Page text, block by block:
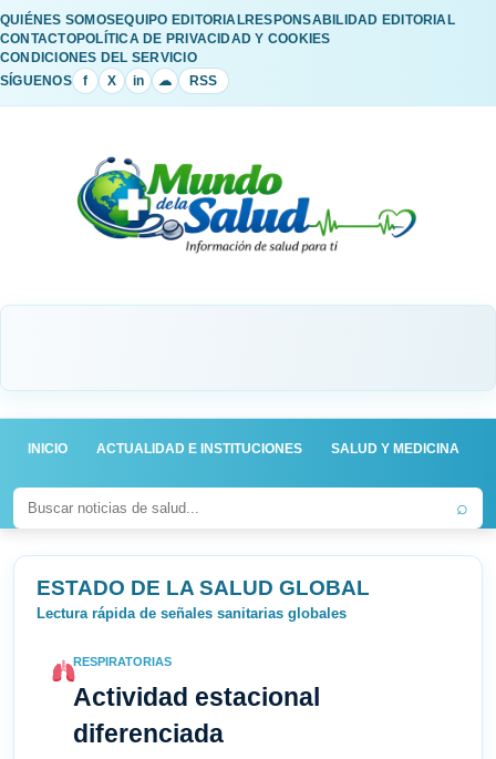
QUIÉNES SOMOSEQUIPO EDITORIALRESPONSABILIDAD EDITORIAL
CONTACTOPOLÍTICA DE PRIVACIDAD Y COOKIES
CONDICIONES DEL SERVICIO
SÍGUENOS
f X in ☁ RSS
INICIO ACTUALIDAD E INSTITUCIONES SALUD Y MEDICINA
⌕
ESTADO DE LA SALUD GLOBAL
Lectura rápida de señales sanitarias globales
RESPIRATORIAS
Actividad estacional
diferenciada